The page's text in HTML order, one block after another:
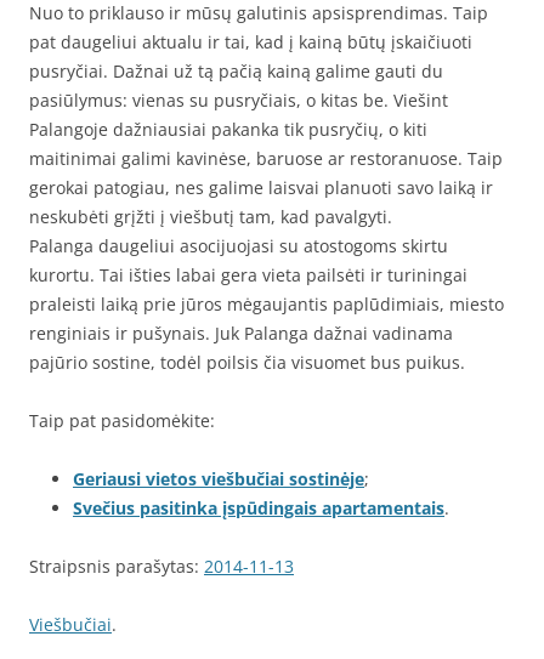
Nuo to priklauso ir mūsų galutinis apsisprendimas. Taip
pat daugeliui aktualu ir tai, kad į kainą būtų įskaičiuoti
pusryčiai. Dažnai už tą pačią kainą galime gauti du
pasiūlymus: vienas su pusryčiais, o kitas be. Viešint
Palangoje dažniausiai pakanka tik pusryčių, o kiti
maitinimai galimi kavinėse, baruose ar restoranuose. Taip
gerokai patogiau, nes galime laisvai planuoti savo laiką ir
neskubėti grįžti į viešbutį tam, kad pavalgyti.
Palanga daugeliui asocijuojasi su atostogoms skirtu
kurortu. Tai išties labai gera vieta pailsėti ir turiningai
praleisti laiką prie jūros mėgaujantis paplūdimiais, miesto
renginiais ir pušynais. Juk Palanga dažnai vadinama
pajūrio sostine, todėl poilsis čia visuomet bus puikus.
Taip pat pasidomėkite:
Geriausi vietos viešbučiai sostinėje;
Svečius pasitinka įspūdingais apartamentais.
Straipsnis parašytas: 2014-11-13
Viešbučiai.